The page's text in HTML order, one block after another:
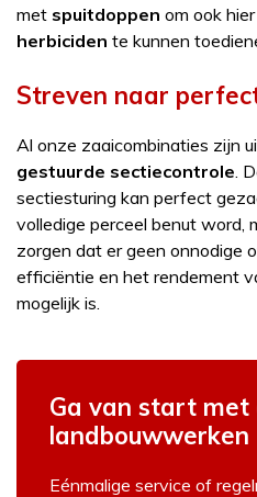
met spuitdoppen om ook
herbiciden te kunnen
Streven naar
Al onze zaaicombinaties zijn
gestuurde sectiecontrole .
sectiesturing kan perfect
volledige perceel benut word,
zorgen dat er geen onnodige
efficiëntie en het rendement
mogelijk is.
Ga van start met
landbouwwerken
Eénmalige service of